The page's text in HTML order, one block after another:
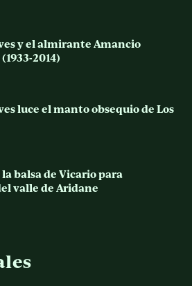
y el almirante Amancio
2014)
luce el manto obsequio de Los
balsa de Vicario para
valle de Aridane